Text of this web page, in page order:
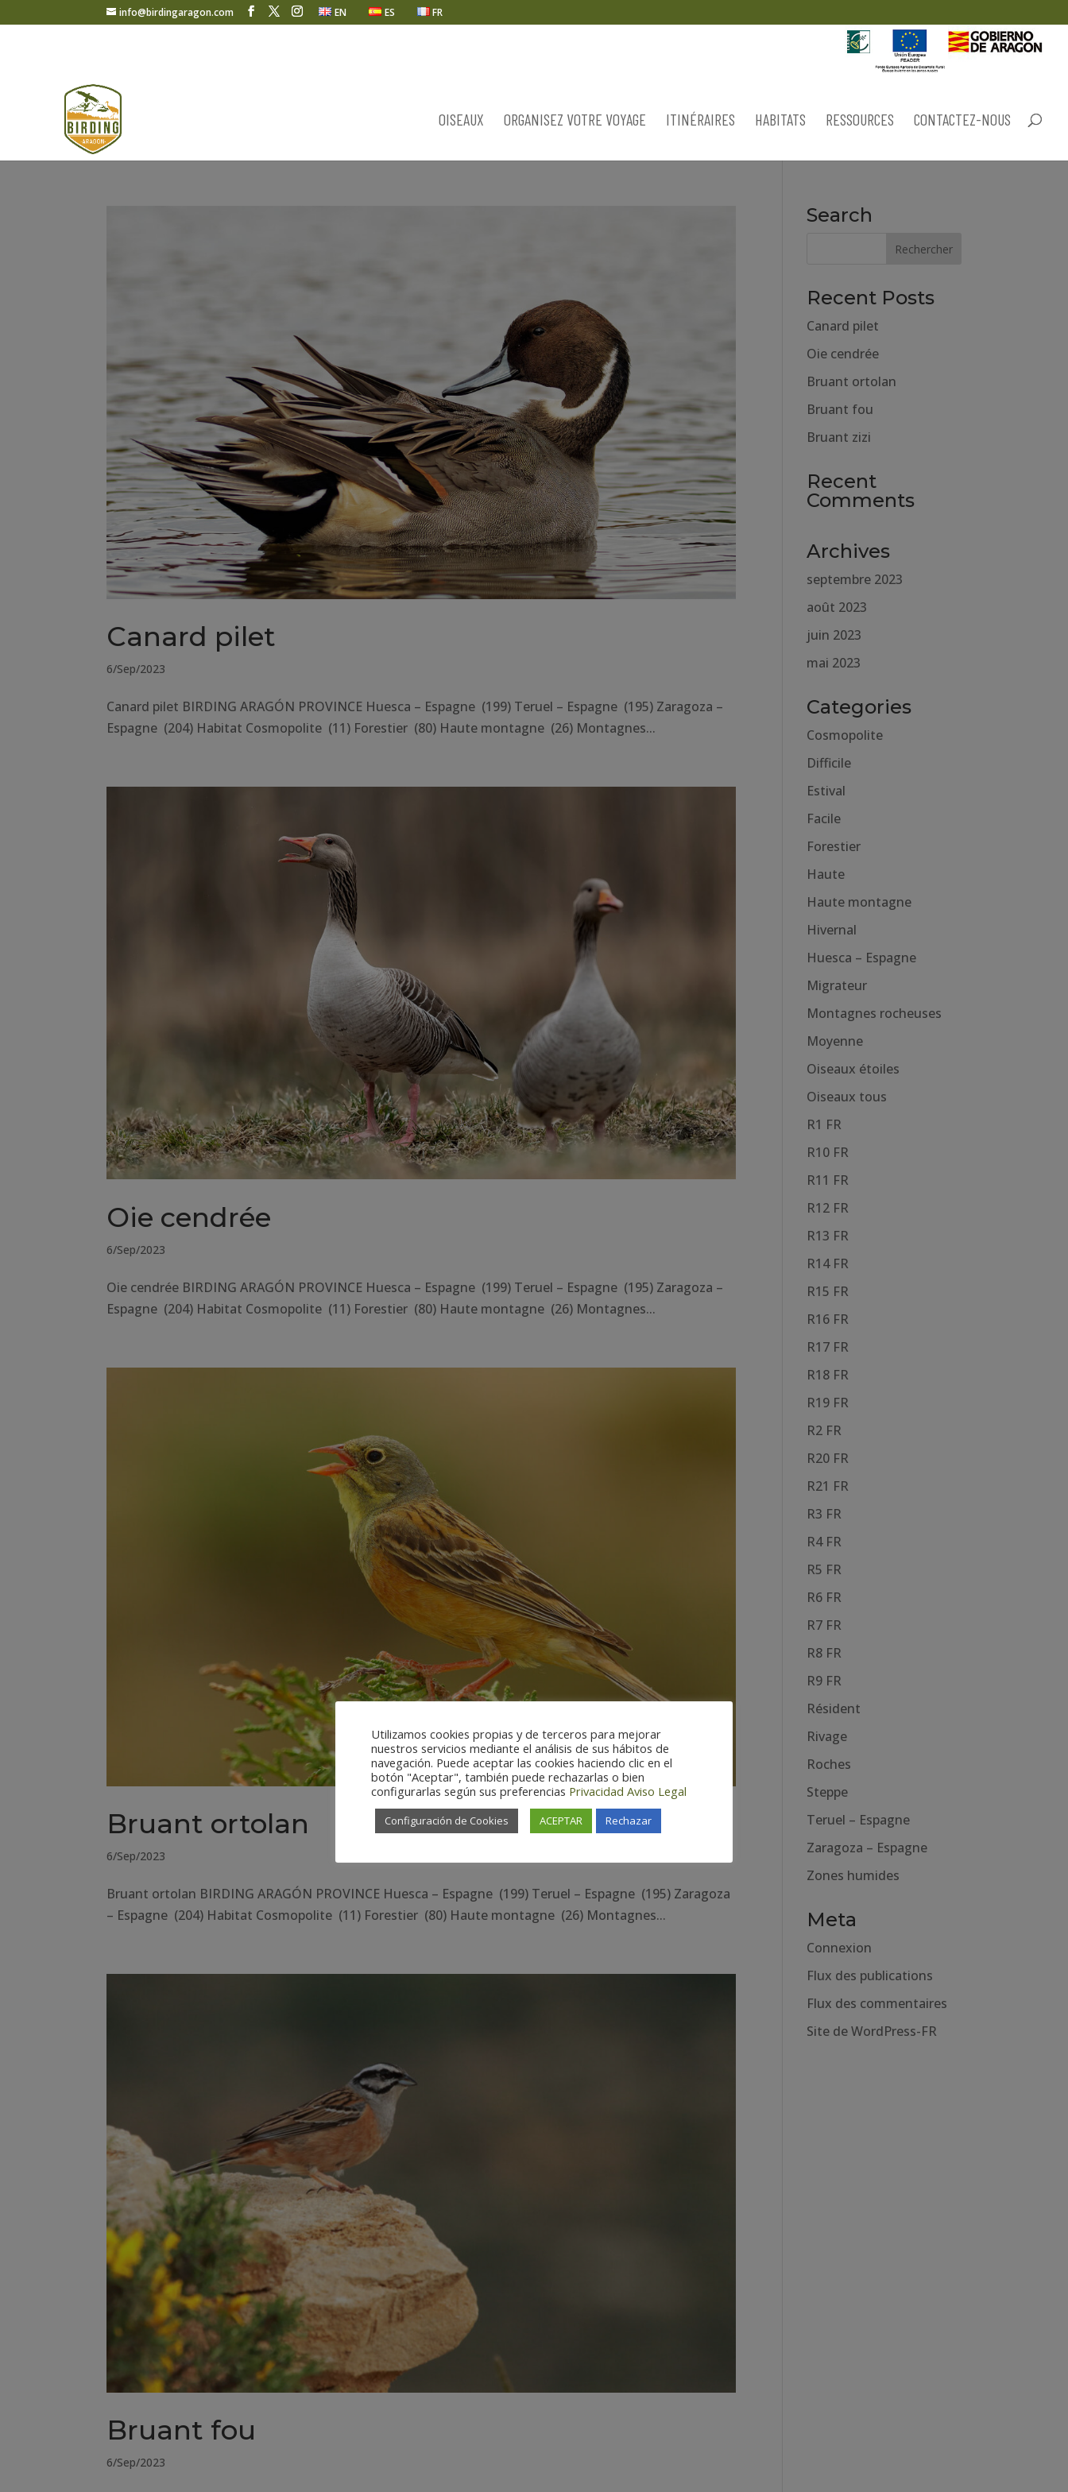
info@birdingaragon.com EN ES FR
OISEAUX ORGANISEZ VOTRE VOYAGE ITINÉRAIRES HABITATS RESSOURCES CONTACTEZ-NOUS
Canard pilet
6/Sep/2023
Canard pilet BIRDING ARAGÓN PROVINCE Huesca – Espagne (199) Teruel – Espagne (195) Zaragoza –
Espagne (204) Habitat Cosmopolite (11) Forestier (80) Haute montagne (26) Montagnes...
Oie cendrée
6/Sep/2023
Oie cendrée BIRDING ARAGÓN PROVINCE Huesca – Espagne (199) Teruel – Espagne (195) Zaragoza –
Espagne (204) Habitat Cosmopolite (11) Forestier (80) Haute montagne (26) Montagnes...
Bruant ortolan
6/Sep/2023
Bruant ortolan BIRDING ARAGÓN PROVINCE Huesca – Espagne (199) Teruel – Espagne (195) Zaragoza
– Espagne (204) Habitat Cosmopolite (11) Forestier (80) Haute montagne (26) Montagnes...
Bruant fou
6/Sep/2023
Search
Recent Posts
Canard pilet
Oie cendrée
Bruant ortolan
Bruant fou
Bruant zizi
Recent
Comments
Archives
septembre 2023
août 2023
juin 2023
mai 2023
Categories
Cosmopolite
Difficile
Estival
Facile
Forestier
Haute
Haute montagne
Hivernal
Huesca – Espagne
Migrateur
Montagnes rocheuses
Moyenne
Oiseaux étoiles
Oiseaux tous
R1 FR
R10 FR
R11 FR
R12 FR
R13 FR
R14 FR
R15 FR
R16 FR
R17 FR
R18 FR
R19 FR
R2 FR
R20 FR
R21 FR
R3 FR
R4 FR
R5 FR
R6 FR
R7 FR
R8 FR
R9 FR
Résident
Rivage
Roches
Steppe
Teruel – Espagne
Zaragoza – Espagne
Zones humides
Meta
Connexion
Flux des publications
Flux des commentaires
Site de WordPress-FR
Utilizamos cookies propias y de terceros para mejorar
nuestros servicios mediante el análisis de sus hábitos de
navegación. Puede aceptar las cookies haciendo clic en el
botón "Aceptar", también puede rechazarlas o bien
configurarlas según sus preferencias Privacidad Aviso Legal
Configuración de Cookies ACEPTAR Rechazar